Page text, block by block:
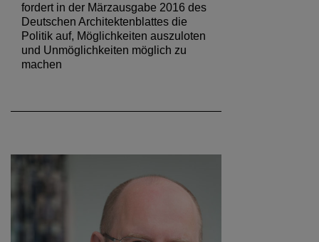
fordert in der Märzausgabe 2016 des
Deutschen Architektenblattes die
Politik auf, Möglichkeiten auszuloten
und Unmöglichkeiten möglich zu
machen